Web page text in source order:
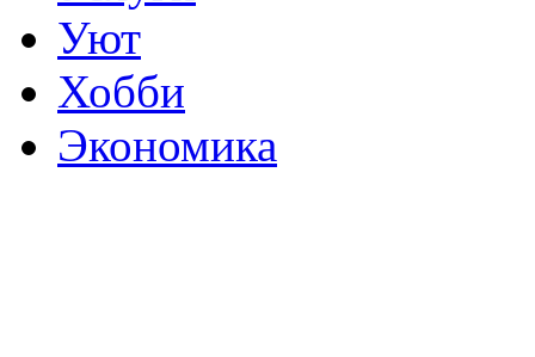
Уют
Хобби
Экономика